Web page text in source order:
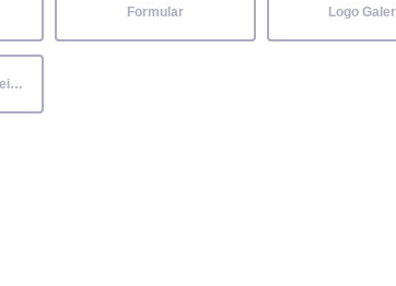
Formular Logo
Unbegrenzte Möglichkeiten